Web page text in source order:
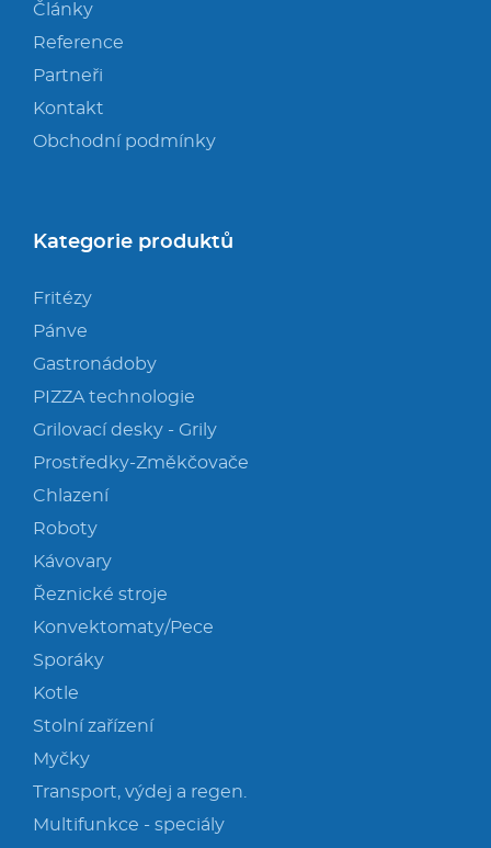
Články
Reference
Partneři
Kontakt
Obchodní podmínky
Kategorie produktů
Fritézy
Pánve
Gastronádoby
PIZZA technologie
Grilovací desky - Grily
Prostředky-Změkčovače
Chlazení
Roboty
Kávovary
Řeznické stroje
Konvektomaty/Pece
Sporáky
Kotle
Stolní zařízení
Myčky
Transport, výdej a regen.
Multifunkce - speciály